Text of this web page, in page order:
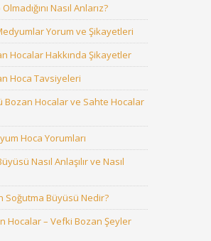
Nasıl Anlarız?
Yorum ve Şikayetleri
Hocalar Hakkında Şikayetler
Hoca Tavsiyeleri
Bozan Hocalar ve Sahte Hocalar
Hoca Yorumları
Nasıl Anlaşılır ve Nasıl
Soğutma Büyüsü Nedir?
Hocalar – Vefki Bozan Şeyler